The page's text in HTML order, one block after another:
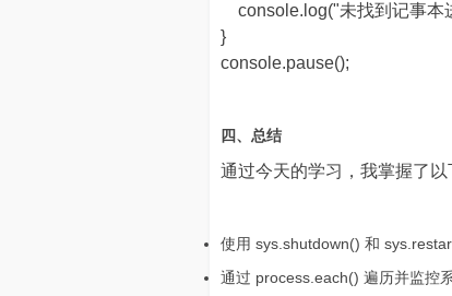
console.log("未找到记事本
}
console.pause();
四、总结
通过今天的学习，我掌握了以
使用 sys.shutdown() 和
通过 process.each() 遍历并监控